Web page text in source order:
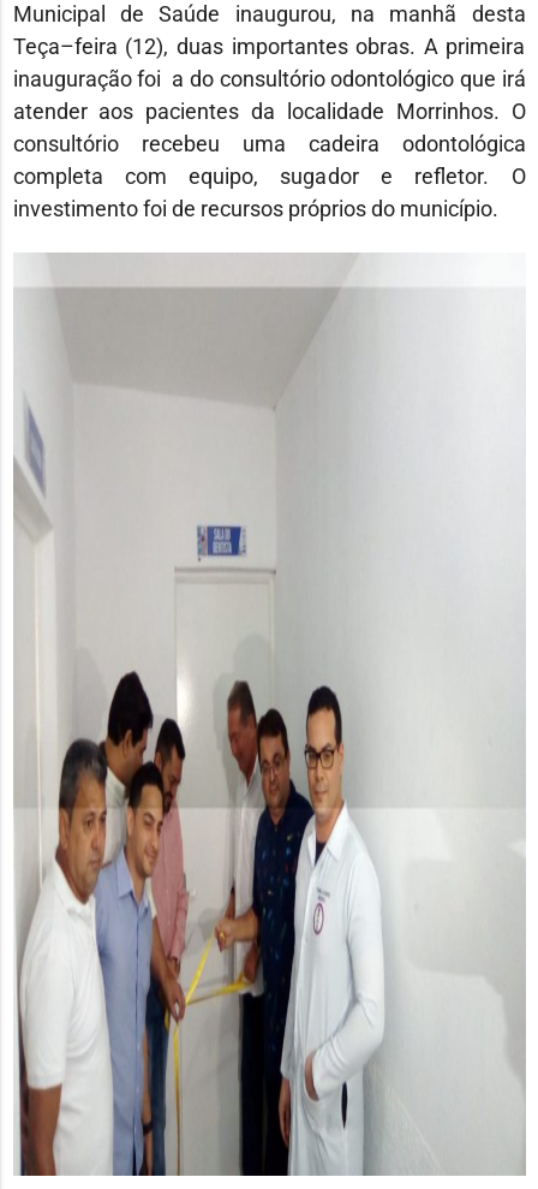
Municipal de Saúde inaugurou, na manhã desta
Teça–feira (12), duas importantes obras. A primeira
inauguração foi a do consultório odontológico que irá
atender aos pacientes da localidade Morrinhos. O
consultório recebeu uma cadeira odontológica
completa com equipo, sugador e refletor. O
investimento foi de recursos próprios do município.